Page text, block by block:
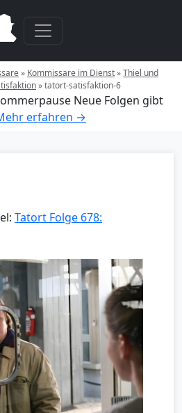
» Kommissare im Dienst»Thiel und
»tatort-satisfaktion-6
Neue Folgen gibt
erfahren →
Tatort Folge 678: